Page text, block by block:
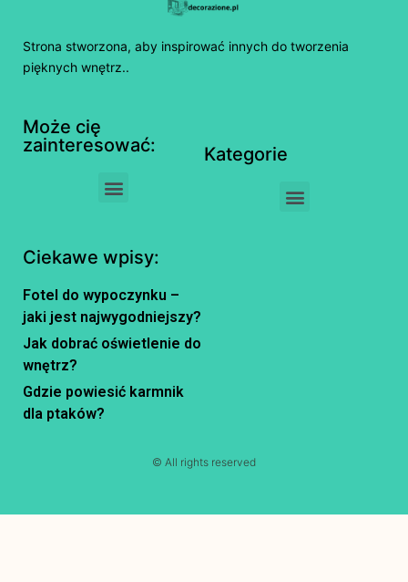
Strona stworzona, aby inspirować innych do tworzenia
pięknych wnętrz..
Może cię
zainteresować:
Kategorie
Ciekawe wpisy:
Fotel do wypoczynku –
jaki jest najwygodniejszy?
Jak dobrać oświetlenie do
wnętrz?
Gdzie powiesić karmnik
dla ptaków?
© All rights reserved